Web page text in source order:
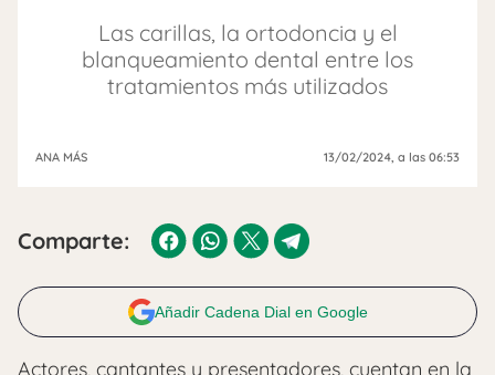
Las carillas, la ortodoncia y el
blanqueamiento dental entre los
tratamientos más utilizados
ANA MÁS 13/02/2024, a las 06:53
Comparte:
Añadir Cadena Dial en Google
Actores, cantantes y presentadores, cuentan en la